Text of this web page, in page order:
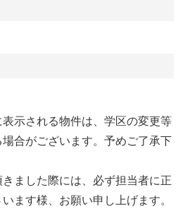
示される物件は、学区の変更等
合がございます。予めご了承下
ました際には、必ず担当者に正
ます様、お願い申し上げます。